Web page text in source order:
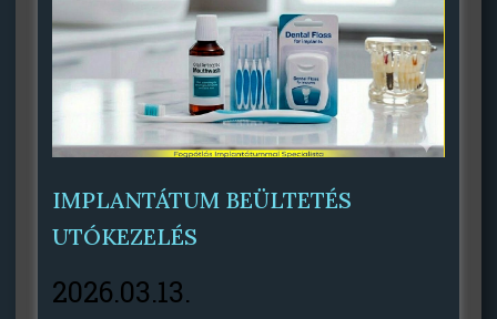
IMPLANTÁTUM BEÜLTETÉS
UTÓKEZELÉS
2026.03.13.